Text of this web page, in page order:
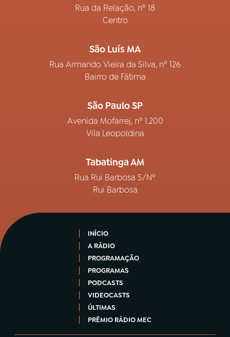
Rua da Relação, nº 18
Centro
São Luís MA
Rua Armando Vieira da Silva, nº 126
Bairro de Fátima
São Paulo SP
Avenida Mofarrej, nº 1.200
Vila Leopoldina
Tabatinga AM
Rua Rui Barbosa S/Nº
Rui Barbosa
INÍCIO
A RÁDIO
PROGRAMAÇÃO
PROGRAMAS
PODCASTS
VIDEOCASTS
ÚLTIMAS
PRÊMIO RÁDIO MEC